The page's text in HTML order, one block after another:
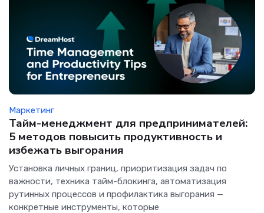
Маркетинг
Тайм-менеджмент для предпринимателей:
5 методов повысить продуктивность и
избежать выгорания
Установка личных границ, приоритизация задач по
важности, техника тайм-блокинга, автоматизация
рутинных процессов и профилактика выгорания —
конкретные инструменты, которые